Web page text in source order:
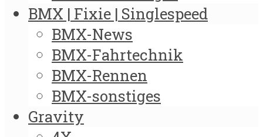
BMX | Fixie | Singlespeed
BMX-News
BMX-Fahrtechnik
BMX-Rennen
BMX-sonstiges
Gravity